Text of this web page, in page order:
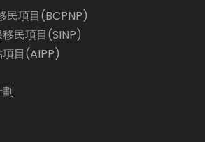
民項目(BCPNP)
民項目(SINP)
目(AIPP)